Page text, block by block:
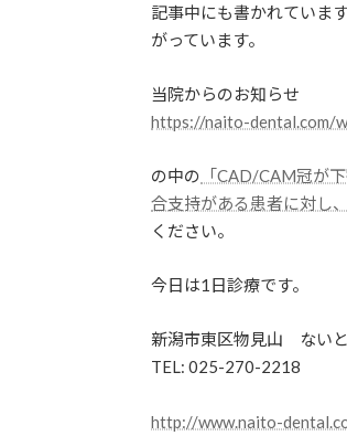
記事中にも書かれていま
がっています。
当院からのお知らせ
https://naito-dental.com/
の中の 「CAD/CAM冠が
合支持がある患者に対し
ください。
今日は1日診療です。
新潟市東区物見山 ない
TEL: 025-270-2218
http://www.naito-